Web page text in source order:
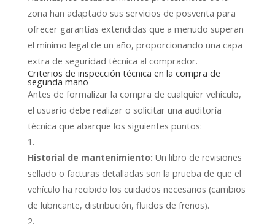
zona han adaptado sus servicios de posventa para
ofrecer garantías extendidas que a menudo superan
el mínimo legal de un año, proporcionando una capa
extra de seguridad técnica al comprador.
Criterios de inspección técnica en la compra de
segunda mano
Antes de formalizar la compra de cualquier vehículo,
el usuario debe realizar o solicitar una auditoría
técnica que abarque los siguientes puntos:
Historial de mantenimiento: Un libro de revisiones
sellado o facturas detalladas son la prueba de que el
vehículo ha recibido los cuidados necesarios (cambios
de lubricante, distribución, fluidos de frenos).